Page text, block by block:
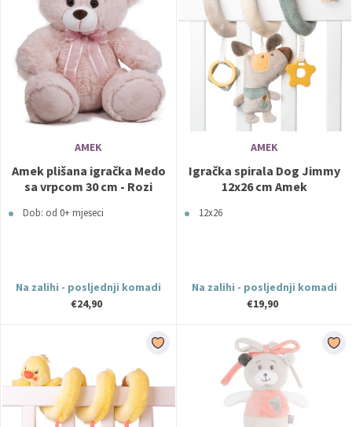
AMEK
Amek plišana igračka Medo
sa vrpcom 30 cm - Rozi
Dob: od 0+ mjeseci
Na zalihi - posljednji komadi
€24,90
AMEK
Igračka spirala Dog Jimmy
12x26 cm Amek
12x26
Na zalihi - posljednji komadi
€19,90